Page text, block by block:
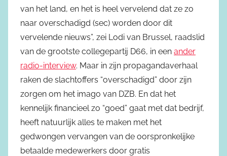
van het land, en het is heel vervelend dat ze zo
naar overschadigd (sec) worden door dit
vervelende nieuws”, zei Lodi van Brussel, raadslid
van de grootste collegepartij D66, in een ander
radio-interview. Maar in zijn propagandaverhaal
raken de slachtoffers “overschadigd” door zijn
zorgen om het imago van DZB. En dat het
kennelijk financieel zo “goed” gaat met dat bedrijf,
heeft natuurlijk alles te maken met het
gedwongen vervangen van de oorspronkelijke
betaalde medewerkers door gratis